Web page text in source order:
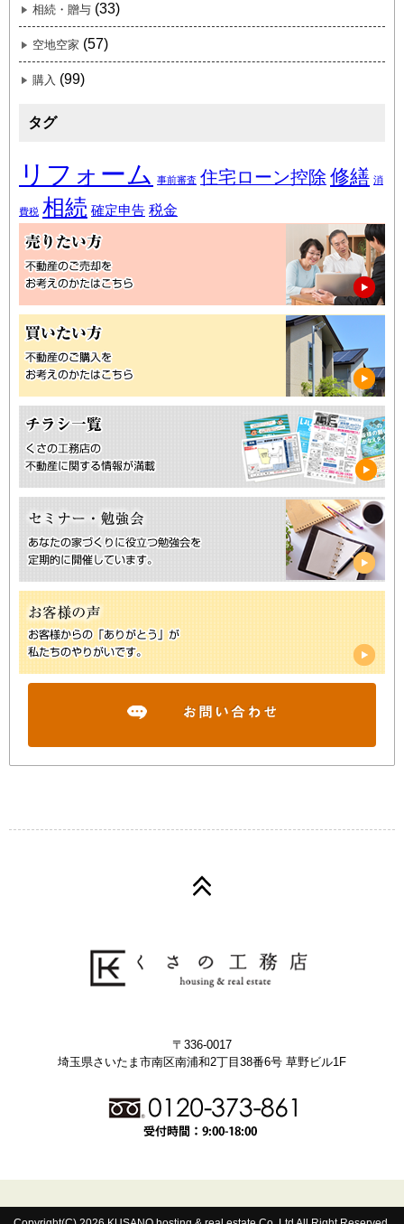
相続・贈与 (33)
空地空家 (57)
購入 (99)
タグ
リフォーム 事前審査 住宅ローン控除 修繕 消
費税 相続 確定申告 税金
〒336-0017
埼玉県さいたま市南区南浦和2丁目38番6号 草野ビル1F